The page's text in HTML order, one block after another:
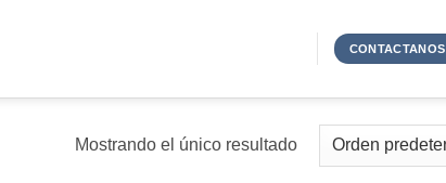
CONTACTANOS
Mostrando el único resultado